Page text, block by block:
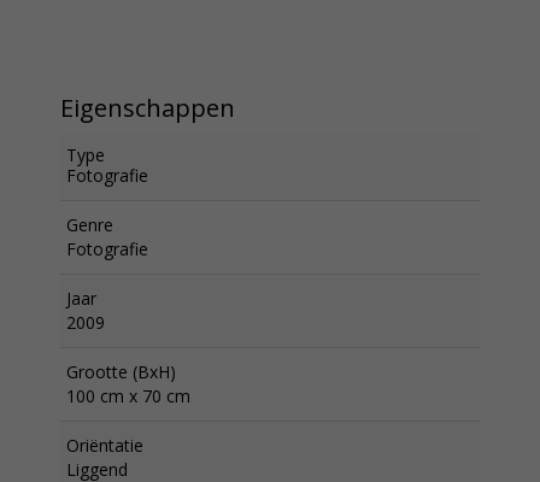
Eigenschappen
Type
Fotografie
Genre
Fotografie
Jaar
2009
Grootte (BxH)
100 cm x 70 cm
Oriëntatie
Liggend